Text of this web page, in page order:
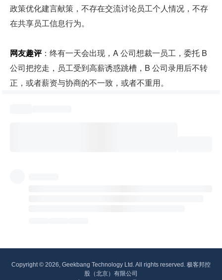
政策优化建言献策，不存在交流讨论员工个人情况，不存
在共享员工信息行为。
网友趣评：终有一天会出现，A 公司想裁一员工，委托 B
公司把挖走，员工受到高薪诱惑跳槽，B 公司录用后不转
正，或者薪资与协商的不一致，或者不重用。
Copyright © 2026, Geekbang Technology Ltd. All rights reserved. 极客邦控
股（北京）有限公司